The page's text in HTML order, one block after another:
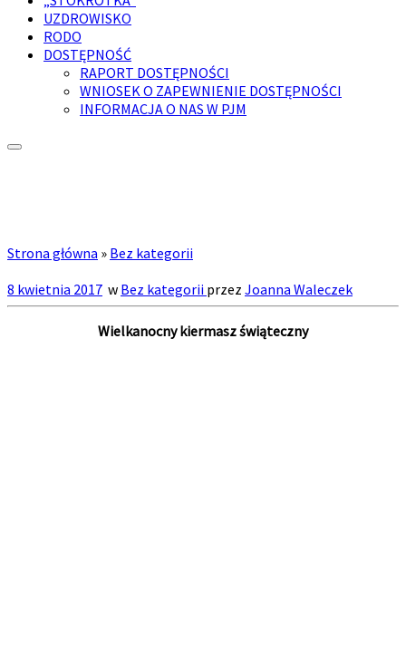
UZDROWISKO
RODO
DOSTĘPNOŚĆ
RAPORT DOSTĘPNOŚCI
WNIOSEK O ZAPEWNIENIE DOSTĘPNOŚCI
INFORMACJA O NAS W PJM
Strona główna » Bez kategorii
8 kwietnia 2017 w Bez kategorii przez Joanna Waleczek
Wielkanocny kiermasz świąteczny